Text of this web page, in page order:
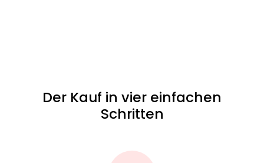
Der Kauf in vier einfachen
Schritten